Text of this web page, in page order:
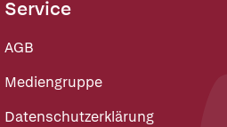
Service
AGB
Mediengruppe
Datenschutzerklärung